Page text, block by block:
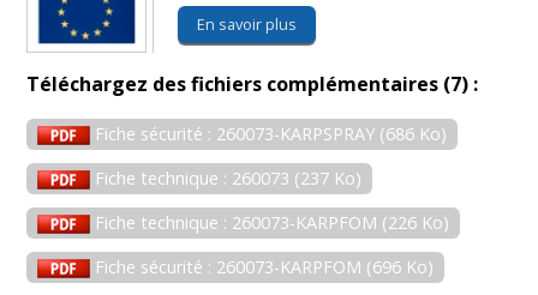
En savoir plus
Téléchargez des fichiers complémentaires (7) :
Fiche sécurité : 260073-KARPSPRAY (686 Ko)
Fiche technique : 260073 (237 Ko)
Fiche technique : 260073-KARPFOM (226 Ko)
Fiche sécurité : 260073-KARPFOM (696 Ko)